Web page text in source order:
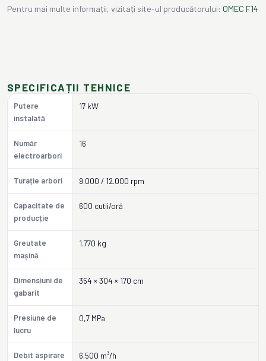
Pentru mai multe informații, vizitați site-ul producătorului: OMEC F14
SPECIFICAȚII TEHNICE
Putere
instalată
17 kW
Număr
electroarbori
16
Turație arbori 9.000 / 12.000 rpm
Capacitate de
producție
600 cutii/oră
Greutate
mașină
1.770 kg
Dimensiuni de
gabarit
354 × 304 × 170 cm
Presiune de
lucru
0,7 MPa
Debit aspirare
6.500 m³/h